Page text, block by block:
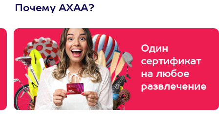
Почему АХАА?
Один
сертификат
на любое
развлечение